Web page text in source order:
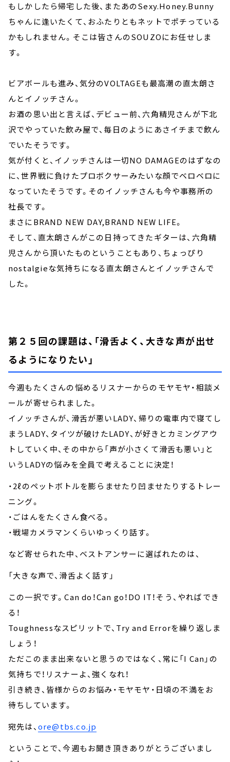
もしかしたら帰宅した後、またあのSexy.Honey.Bunny
ちゃんに逢いたくて、おふたりともネットでポチっている
かもしれません。そこは皆さんのSOUZOにお任せしま
す。
ビアボールも進み、気分のVOLTAGEも最高潮の直太朗さ
んとイノッチさん。
お酒の思い出と言えば、デビュー前、六角精児さんが下北
沢でやっていた飲み屋で、毎日のようにあさイチまで飲ん
でいたそうです。
気が付くと、イノッチさんは一切NO DAMAGEのはずなの
に、世界戦に負けたプロボクサーみたいな顔でベロベロに
なっていたそうです。そのイノッチさんも今や事務所の
社長です。
まさにBRAND NEW DAY,BRAND NEW LIFE。
そして、直太朗さんがこの日持ってきたギターは、六角精
児さんから頂いたものということもあり、ちょっぴり
nostalgieな気持ちになる直太朗さんとイノッチさんで
した。
第２５回の課題は、「滑舌よく、大きな声が出せ
るようになりたい」
今週もたくさんの悩めるリスナーからのモヤモヤ・相談メ
ールが寄せられました。
イノッチさんが、滑舌が悪いLADY、帰りの電車内で寝てし
まうLADY、タイツが破けたLADY、が好きとカミングアウ
トしていく中、その中から「声が小さくて滑舌も悪い」と
いうLADYの悩みを全員で考えることに決定！
・2ℓのペットボトルを膨らませたり凹ませたりするトレー
ニング。
・ごはんをたくさん食べる。
・戦場カメラマンくらいゆっくり話す。
など寄せられた中、ベストアンサーに選ばれたのは、
「大きな声で、滑舌よく話す」
この一択です。Can do！Can go！DO IT！そう、やればでき
る！
Toughnessなスピリットで、Try and Errorを繰り返しま
しょう！
ただこのまま出来ないと思うのではなく、常に「I Can」の
気持ちで！リスナーよ、強くなれ！
引き続き、皆様からのお悩み・モヤモヤ・日頃の不満をお
待ちしています。
宛先は、ore@tbs.co.jp
ということで、今週もお聞き頂きありがとうございまし